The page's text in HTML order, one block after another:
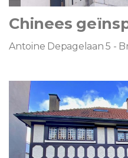
Chinees
Antoine Depagelaan 5 -